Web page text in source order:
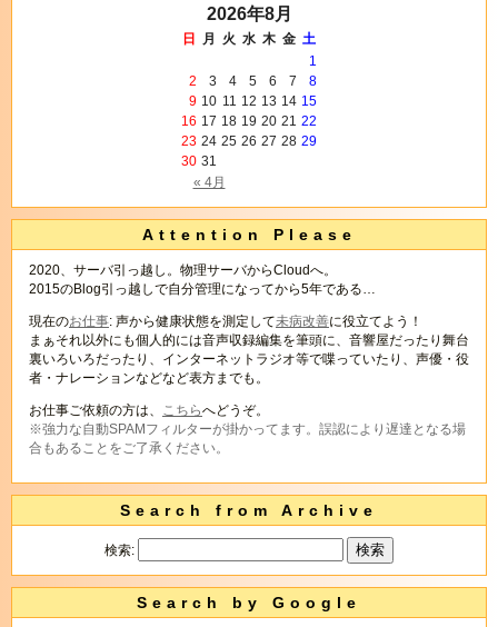
2026年8月
日 月 火 水 木 金 土
« 4月
1
2
3 4 5 6 7
8
9 10 11 12 13 14 15
16 17 18 19 20 21 22
23 24 25 26 27 28 29
30 31
Attention Please
2020、サーバ引っ越し。物理サーバからCloudへ。
2015のBlog引っ越しで自分管理になってから5年である…
現在のお仕事: 声から健康状態を測定して未病改善に役立てよう！
まぁそれ以外にも個人的には音声収録編集を筆頭に、音響屋だったり舞台
裏いろいろだったり、インターネットラジオ等で喋っていたり、声優・役
者・ナレーションなどなど表方までも。
お仕事ご依頼の方は、 こちらへどうぞ。
※強力な自動SPAMフィルターが掛かってます。誤認により遅達となる場
合もあることをご了承ください。
Search from Archive
検索:
Search by Google